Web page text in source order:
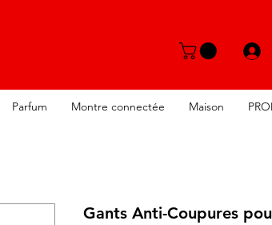
Parfum Montre connectée Maison
Gants Anti-Coupures